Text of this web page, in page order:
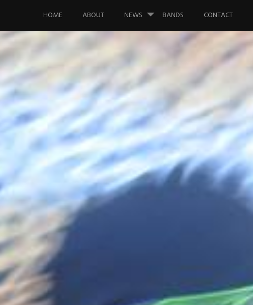
HOME
ABOUT NEWS BANDS CONTACT